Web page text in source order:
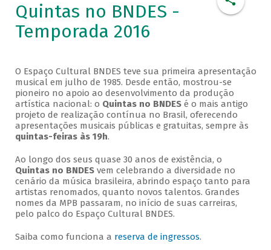
Quintas no BNDES -
Temporada 2016
O Espaço Cultural BNDES teve sua primeira apresentação
musical em julho de 1985. Desde então, mostrou-se
pioneiro no apoio ao desenvolvimento da produção
artística nacional: o Quintas no BNDESé o mais antigo
projeto de realização contínua no Brasil, oferecendo
apresentações musicais públicas e gratuitas, sempre às
quintas-feiras às 19h.
Ao longo dos seus quase 30 anos de existência, o
Quintas no BNDESvem celebrando a diversidade no
cenário da música brasileira, abrindo espaço tanto para
artistas renomados, quanto novos talentos. Grandes
nomes da MPB passaram, no início de suas carreiras,
pelo palco do Espaço Cultural BNDES.
Saiba como funciona a reserva de ingressos.